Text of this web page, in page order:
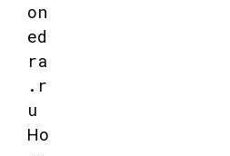
on
ed
ra
.r
u
Но